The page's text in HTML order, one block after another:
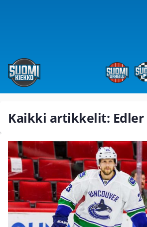
Kaikki artikkelit: Edler